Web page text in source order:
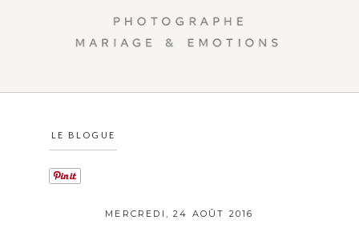
LE BLOGUE
MERCREDI, 24 AOÛT 2016